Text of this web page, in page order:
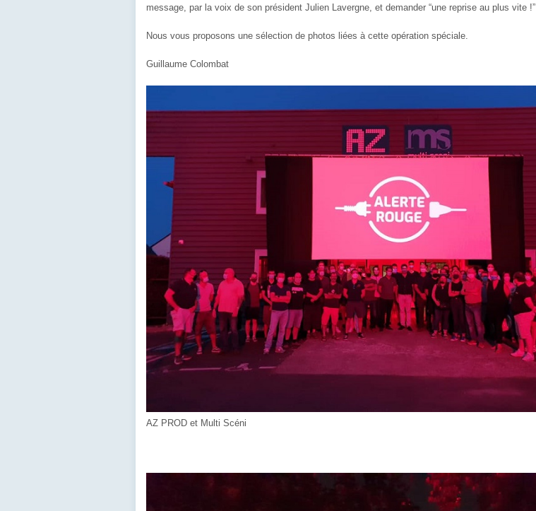
message, par la voix de son président Julien Lavergne, et demander “une reprise au plus vite !”
Nous vous proposons une sélection de photos liées à cette opération spéciale.
Guillaume Colombat
AZ PROD et Multi Scéni